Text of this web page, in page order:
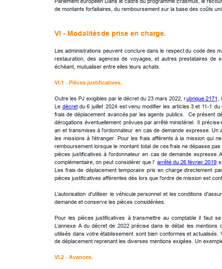
de montants forfaitaires, du remboursement sur la base des coûts
VI - Modalités de prise en charge.
Les administrations peuvent conclure dans le respectdu code des
restauration, des agences de voyages, et autres prestataires de
échéant, mutualiser entre elles leurs achats.
VI.1 - Pièces justificatives.
Outre les PJ exigibles par le décret du 23 mars 2022, rubrique 2171 ,
Le décret du 6 juillet 2024 est venu modifier les articles 3 et 11-1 du
frais de déplacement avancés par les agents publics. Ce présent
dérogations éventuellement prévues par arrêté ministériel. Il précise
an et transmises à l'ordonnateur en cas de demande expresse. Un
les missions à l'étranger. Pour les frais afférents à la mission qui ne
remboursement lorsque le montant total de ces frais ne dépasse pas
pièces justificatives à l'ordonnateur en cas de demande expresse.
complémentaire, on peut considérer que l’ arrêté du 26 février 2019
Les frais de déplacement temporaire pris en charge directement par
pièces justificatives afférentes dès lors que l'ordre de mission est
L’autorisation d'utiliser le véhicule personnel et les conditions
demande et conserve les pièces considérées.
Pour les pièces justificatives à transmettre au comptable il faut se
L’annexe A du décret de 2022 précise dans le détail les mentions
utilisés dans votre établissement sont bien conformes et actualisés.
de déplacement reprenant les diverses mentions exigées. Un
VI.2 - Avances.